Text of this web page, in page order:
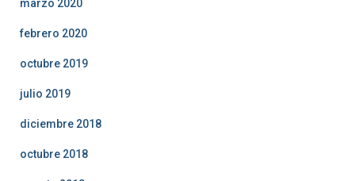
marzo 2020
febrero 2020
octubre 2019
julio 2019
diciembre 2018
octubre 2018